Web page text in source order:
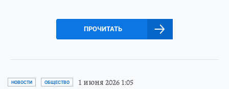
ПРОЧИТАТЬ
НОВОСТИ ОБЩЕСТВО 1 июня 2026 1:05